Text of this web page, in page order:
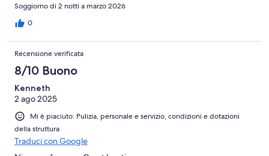
Soggiorno di 2 notti a marzo 2026
0
Recensione verificata
8/10 Buono
Kenneth
2 ago 2025
Mi è piaciuto: Pulizia, personale e servizio, condizioni e dotazioni
della struttura
Traduci con Google